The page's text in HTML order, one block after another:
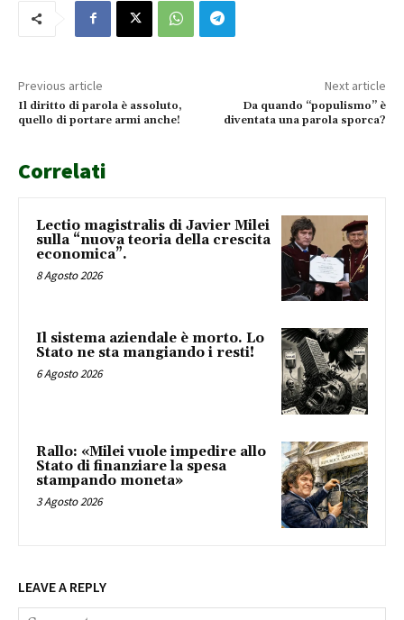
Previous article
Il diritto di parola è assoluto,
quello di portare armi anche!
Next article
Da quando “populismo” è
diventata una parola sporca?
Correlati
Lectio magistralis di Javier Milei
sulla “nuova teoria della crescita
economica”.
8 Agosto 2026
Il sistema aziendale è morto. Lo
Stato ne sta mangiando i resti!
6 Agosto 2026
Rallo: «Milei vuole impedire allo
Stato di finanziare la spesa
stampando moneta»
3 Agosto 2026
LEAVE A REPLY